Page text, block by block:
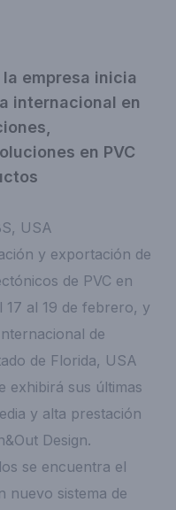
empresa inicia
internacional en
en PVC
USA
y exportación de
de PVC en
17 al 19 de febrero, y
de
de Florida, USA
exhibirá sus últimas
y alta prestación
Design.
se encuentra el
nuevo sistema de